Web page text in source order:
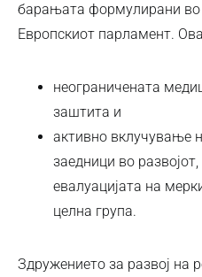
барањата формулирани во
Европскиот парламент.
неограничената
заштита и
активно вклучување
заедници во
евалуацијата на
целна група.
Здружението за развој на